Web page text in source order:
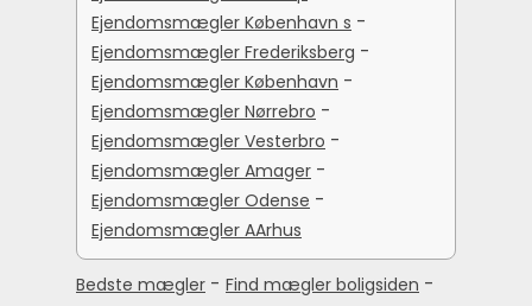
Ejendomsmægler København s -
Ejendomsmægler Frederiksberg -
Ejendomsmægler København -
Ejendomsmægler Nørrebro -
Ejendomsmægler Vesterbro -
Ejendomsmægler Amager -
Ejendomsmægler Odense -
Ejendomsmægler AArhus
Bedste mægler - Find mægler boligsiden -